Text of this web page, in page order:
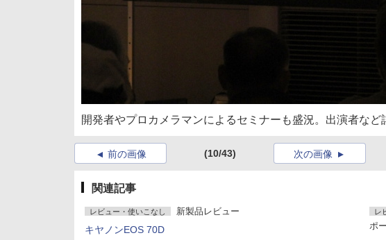
開発者やプロカメラマンによるセミナーも盛況。出演者など
前の画像 (10/43) 次の画像
関連記事
レビュー・使いこなし 新製品レビュー
キヤノンEOS 70D
レ
ポ